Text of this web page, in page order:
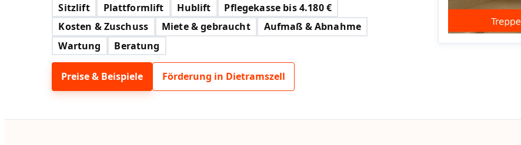
Sitzlift Plattformlift Hublift
Pflegekasse bis 4.180 €
Kosten & Zuschuss
Miete & gebraucht
Aufmaß & Abnahme
Wartung
Beratung
Preise & Beispiele Förderung in Dietramszell